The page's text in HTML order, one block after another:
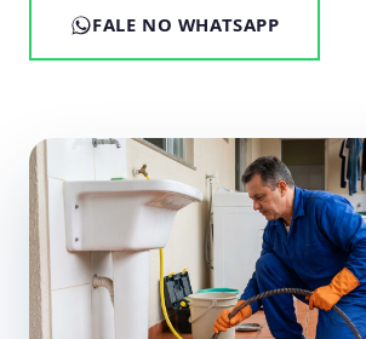
FALE NO WHATSAPP